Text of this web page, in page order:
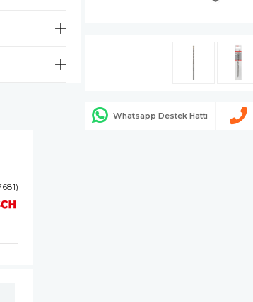
Whatsapp Destek Hattı